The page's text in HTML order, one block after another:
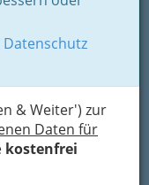
Datenschutz
& Weiter') zur
Daten für
kostenfrei
-
bis
sind